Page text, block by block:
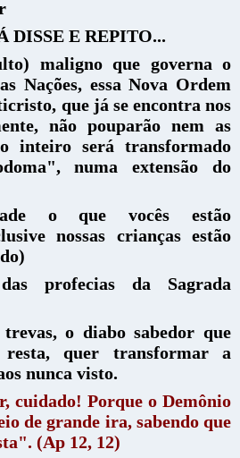
DISSE E REPITO...
maligno que governa o
Nações, essa Nova Ordem
que já se encontra nos
não pouparão nem as
inteiro será transformado
numa extensão do
o que vocês estão
nossas crianças estão
profecias da Sagrada
o diabo sabedor que
quer transformar a
nunca visto.
cuidado! Porque o Demônio
de grande ira, sabendo que
(Ap 12, 12)